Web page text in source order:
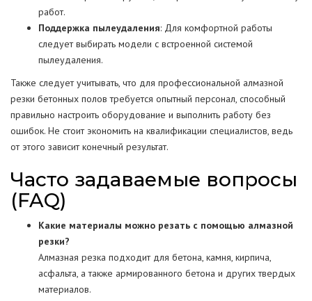
работ.
Поддержка пылеудаления: Для комфортной работы
следует выбирать модели с встроенной системой
пылеудаления.
Также следует учитывать, что для профессиональной алмазной
резки бетонных полов требуется опытный персонал, способный
правильно настроить оборудование и выполнить работу без
ошибок. Не стоит экономить на квалификации специалистов, ведь
от этого зависит конечный результат.
Часто задаваемые вопросы
(FAQ)
Какие материалы можно резать с помощью алмазной
резки?
Алмазная резка подходит для бетона, камня, кирпича,
асфальта, а также армированного бетона и других твердых
материалов.